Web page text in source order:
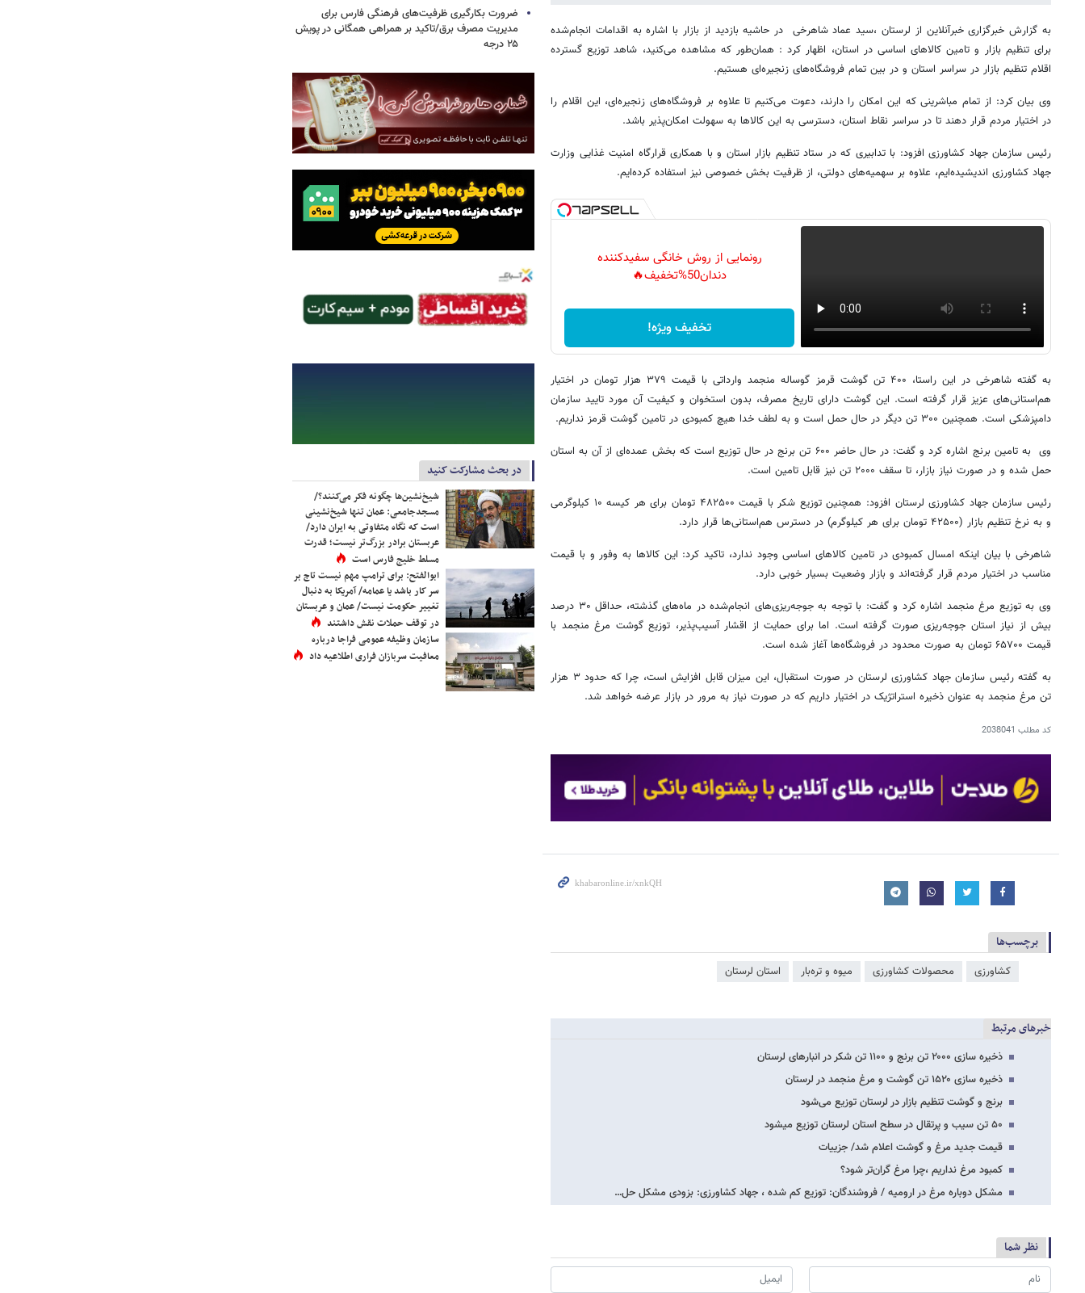
به گزارش خبرگزاری خبرآنلاین از لرستان ،سید عماد شاهرخی در حاشیه بازدید از بازار با اشاره به اقدامات انجام‌شده
برای تنظیم بازار و تامین کالاهای اساسی در استان، اظهار کرد : همان‌طور که مشاهده می‌کنید، شاهد توزیع گسترده
اقلام تنظیم بازار در سراسر استان و در بین تمام فروشگاه‌های زنجیره‌ای هستیم.
وی بیان کرد: از تمام مباشرینی که این امکان را دارند، دعوت می‌کنیم تا علاوه بر فروشگاه‌های زنجیره‌ای، این اقلام را
در اختیار مردم قرار دهند تا در سراسر نقاط استان، دسترسی به این کالاها به سهولت امکان‌پذیر باشد.
رئیس سازمان جهاد کشاورزی افزود: با تدابیری که در ستاد تنظیم بازار استان و با همکاری قرارگاه امنیت غذایی وزارت
جهاد کشاورزی اندیشیده‌ایم، علاوه بر سهمیه‌های دولتی، از ظرفیت بخش خصوصی نیز استفاده کرده‌ایم.
رونمایی از روش خانگی سفیدکننده
دندان50%تخفیف🔥
تخفیف ویژه!
به گفته شاهرخی در این راستا، ۴۰۰ تن گوشت قرمز گوساله منجمد وارداتی با قیمت ۳۷۹ هزار تومان در اختیار
هم‌استانی‌های عزیز قرار گرفته است. این گوشت دارای تاریخ مصرف، بدون استخوان و کیفیت آن مورد تایید سازمان
دامپزشکی است. همچنین ۳۰۰ تن دیگر در حال حمل است و به لطف خدا هیچ کمبودی در تامین گوشت قرمز نداریم.
وی به تامین برنج اشاره کرد و گفت: در حال حاضر ۶۰۰ تن برنج در حال توزیع است که بخش عمده‌ای از آن به استان
حمل شده و در صورت نیاز بازار، تا سقف ۲۰۰۰ تن نیز قابل تامین است.
رئیس سازمان جهاد کشاورزی لرستان افزود: همچنین توزیع شکر با قیمت ۴۸۲۵۰۰ تومان برای هر کیسه ۱۰ کیلوگرمی
و به نرخ تنظیم بازار (۴۲۵۰۰ تومان برای هر کیلوگرم) در دسترس هم‌استانی‌ها قرار دارد.
شاهرخی با بیان اینکه امسال کمبودی در تامین کالاهای اساسی وجود ندارد، تاکید کرد: این کالاها به وفور و با قیمت
مناسب در اختیار مردم قرار گرفته‌اند و بازار وضعیت بسیار خوبی دارد.
وی به توزیع مرغ منجمد اشاره کرد و گفت: با توجه به جوجه‌ریزی‌های انجام‌شده در ماه‌های گذشته، حداقل ۳۰ درصد
بیش از نیاز استان جوجه‌ریزی صورت گرفته است. اما برای حمایت از اقشار آسیب‌پذیر، توزیع گوشت مرغ منجمد با
قیمت ۶۵۷۰۰ تومان به صورت محدود در فروشگاه‌ها آغاز شده است.
به گفته رئیس سازمان جهاد کشاورزی لرستان در صورت استقبال، این میزان قابل افزایش است، چرا که حدود ۳ هزار
تن مرغ منجمد به عنوان ذخیره استراتژیک در اختیار داریم که در صورت نیاز به مرور در بازار عرضه خواهد شد.
کد مطلب 2038041
برچسب‌ها
کشاورزی محصولات کشاورزی میوه و تره‌بار استان لرستان
خبرهای مرتبط
ذخیره سازی ۲۰۰۰ تن برنج و ۱۱۰۰ تن شکر در انبارهای لرستان
ذخیره سازی ۱۵۲۰ تن گوشت و مرغ منجمد در لرستان
برنج و گوشت تنظیم بازار در لرستان توزیع می‌شود
۵۰ تن سیب و پرتقال در سطح استان لرستان توزیع میشود
قیمت جدید مرغ و گوشت اعلام شد/ جزییات
کمبود مرغ نداریم ،چرا مرغ گران‌تر شود؟
مشکل دوباره مرغ در ارومیه / فروشندگان: توزیع کم شده ، جهاد کشاورزی: بزودی مشکل حل…
نظر شما
ضرورت بکارگیری ظرفیت‌های فرهنگی فارس برای
مدیریت مصرف برق/تاکید بر همراهی همگانی در پویش
۲۵ درجه
در بحث مشارکت کنید
شیخ‌نشین‌ها چگونه فکر می‌کنند؟/
مسجدجامعی: عمان تنها شیخ‌نشینی
است که نگاه متفاوتی به ایران دارد/
عربستان برادر بزرگ‌تر نیست؛ قدرت
مسلط خلیج فارس است
ابوالفتح: برای ترامپ مهم نیست تاج بر
سر کار باشد یا عمامه/ آمریکا به دنبال
تغییر حکومت نیست/ عمان و عربستان
در توقف حملات نقش داشتند
سازمان وظیفه عمومی فراجا درباره
معافیت سربازان فراری اطلاعیه داد